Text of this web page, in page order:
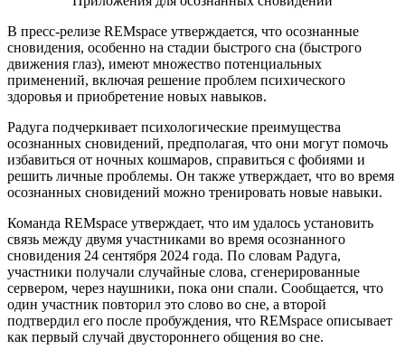
В пресс-релизе REMspace утверждается, что осознанные
сновидения, особенно на стадии быстрого сна (быстрого
движения глаз), имеют множество потенциальных
применений, включая решение проблем психического
здоровья и приобретение новых навыков.
Радуга подчеркивает психологические преимущества
осознанных сновидений, предполагая, что они могут помочь
избавиться от ночных кошмаров, справиться с фобиями и
решить личные проблемы. Он также утверждает, что во время
осознанных сновидений можно тренировать новые навыки.
Команда REMspace утверждает, что им удалось установить
связь между двумя участниками во время осознанного
сновидения 24 сентября 2024 года. По словам Радуга,
участники получали случайные слова, сгенерированные
сервером, через наушники, пока они спали. Сообщается, что
один участник повторил это слово во сне, а второй
подтвердил его после пробуждения, что REMspace описывает
как первый случай двустороннего общения во сне.